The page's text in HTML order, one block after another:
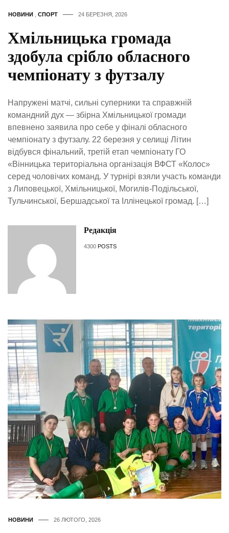
НОВИНИ СПОРТ 24 БЕРЕЗНЯ, 2026
Хмільницька громада
здобула срібло обласного
чемпіонату з футзалу
Напружені матчі, сильні суперники та справжній
командний дух — збірна Хмільницької громади
впевнено заявила про себе у фіналі обласного
чемпіонату з футзалу. 22 березня у селищі Літин
відбувся фінальний, третій етап чемпіонату ГО
«Вінницька територіальна організація ВФСТ «Колос»
серед чоловічих команд. У турнірі взяли участь команди
з Липовецької, Хмільницької, Могилів-Подільської,
Тульчинської, Бершадської та Іллінецької громад. […]
Редакція
4300 POSTS
НОВИНИ 26 ЛЮТОГО, 2026